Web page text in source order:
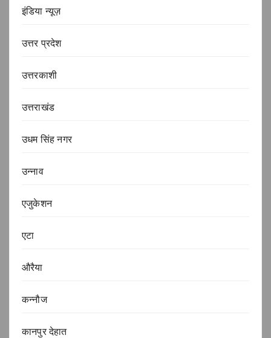
इंडिया न्यूज़
उत्तर प्रदेश
उत्तरकाशी
उत्तराखंड
उधम सिंह नगर
उन्नाव
एजुकेशन
एटा
औरैया
कन्नौज
कानपुर देहात